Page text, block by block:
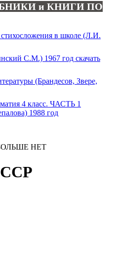
и КНИГИ ПО
НЕТ